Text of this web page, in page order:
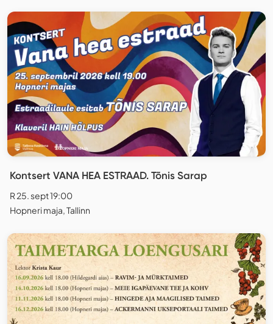
Kontsert VANA HEA ESTRAAD. Tõnis Sarap
R 25. sept 19:00
Hopneri maja, Tallinn